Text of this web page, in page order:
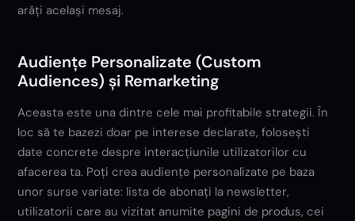
arăți același mesaj.
Audiențe Personalizate (Custom
Audiences) și Remarketing
Aceasta este una dintre cele mai profitabile strategii. În
loc să te bazezi doar pe interese declarate, folosești
date concrete despre interacțiunile utilizatorilor cu
afacerea ta. Poți crea audiențe personalizate pe baza
unor surse variate: lista de abonați la newsletter,
utilizatorii care au vizitat anumite pagini de produs, cei